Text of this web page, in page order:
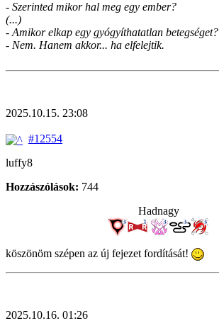
- Szerinted mikor hal meg egy ember?
(...)
- Amikor elkap egy gyógyíthatatlan betegséget?
- Nem. Hanem akkor... ha elfelejtik.
2025.10.15. 23:08
#12554
luffy8
Hozzászólások: 744
Hadnagy
köszönöm szépen az új fejezet fordítását!
2025.10.16. 01:26